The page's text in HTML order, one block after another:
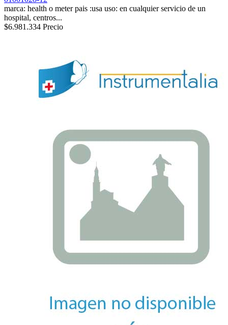
marca: health o meter pais :usa uso: en cualquier servicio de un
hospital, centros...
$6.981.334 Precio